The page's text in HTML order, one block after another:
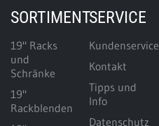
SORTIMENT
19" Racks
und
Schränke
19"
Rackblenden
SERVICE
Kundenservice
Kontakt
Tipps und
Info
Datenschutz